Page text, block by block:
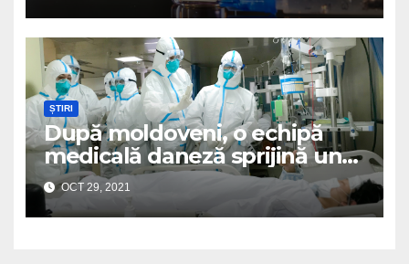
ȘTIRI
După moldoveni, o echipă
medicală daneză sprijină un
spital românesc
OCT 29, 2021